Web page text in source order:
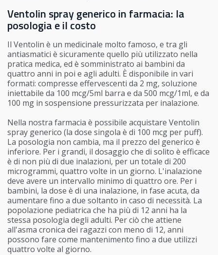
Ventolin spray generico in farmacia: la
posologia e il costo
Il Ventolin è un medicinale molto famoso, e tra gli
antiasmatici è sicuramente quello più utilizzato nella
pratica medica, ed è somministrato ai bambini da
quattro anni in poi e agli adulti. È disponibile in vari
formati: compresse effervescenti da 2 mg, soluzione
iniettabile da 100 mcg/5ml barra e da 500 mcg/1ml, e da
100 mg in sospensione pressurizzata per inalazione.
Nella nostra farmacia è possibile acquistare Ventolin
spray generico (la dose singola è di 100 mcg per puff).
La posologia non cambia, ma il prezzo del generico è
inferiore. Per i grandi, il dosaggio che di solito è efficace
è di non più di due inalazioni, per un totale di 200
microgrammi, quattro volte in un giorno. L'inalazione
deve avere un intervallo minimo di quattro ore. Per i
bambini, la dose è di una inalazione, in fase acuta, da
aumentare fino a due soltanto in caso di necessità. La
popolazione pediatrica che ha più di 12 anni ha la
stessa posologia degli adulti. Per ciò che attiene
all'asma cronica dei ragazzi con meno di 12, anni
possono fare come mantenimento fino a due utilizzi
quattro volte al giorno.